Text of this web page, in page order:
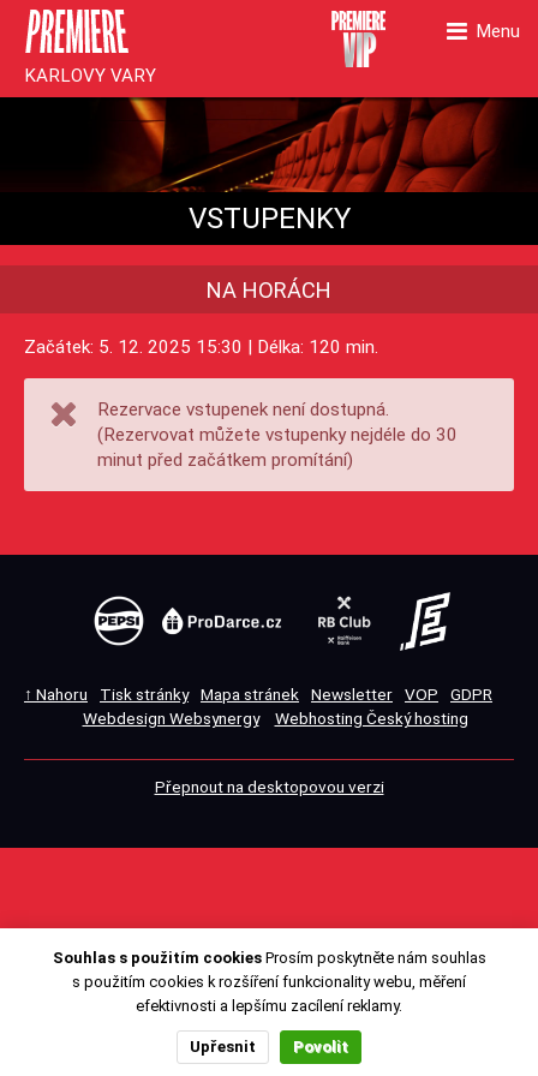
Menu
KARLOVY VARY
VSTUPENKY
NA HORÁCH
Začátek: 5. 12. 2025 15:30 | Délka: 120 min.
Rezervace vstupenek není dostupná.
(Rezervovat můžete vstupenky nejdéle do 30
minut před začátkem promítání)
↑ Nahoru Tisk stránky Mapa stránek Newsletter VOP
GDPR
Webdesign Websynergy
Webhosting Český hosting
Přepnout na desktopovou verzi
Souhlas s použitím cookiesProsím poskytněte nám souhlas
s použitím cookies k rozšíření funkcionality webu, měření
efektivnosti a lepšímu zacílení reklamy.
Upřesnit Povolit